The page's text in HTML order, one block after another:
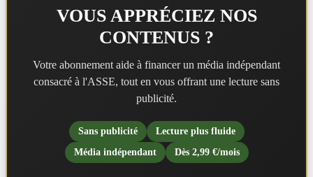
VOUS APPRÉCIEZ NOS
CONTENUS ?
Votre abonnement aide à financer un média indépendant
consacré à l'ASSE, tout en vous offrant une lecture sans
publicité.
Sans publicité
Lecture plus fluide
Média indépendant
Dès 2,99 €/mois